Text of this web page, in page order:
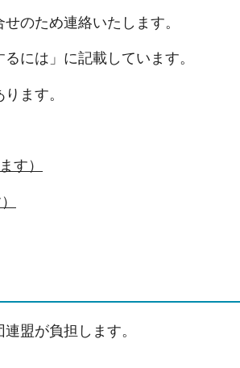
のため連絡いたします。
には」に記載しています。
ます。
す）
盟が負担します。